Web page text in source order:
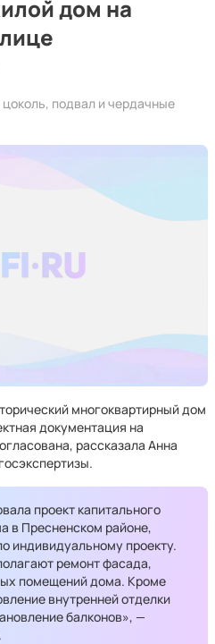
дом на
подвал и чердачные
многоквартирный дом
документация на
рассказала Анна
проект капитального
в Пресненском районе,
индивидуальному проекту.
ремонт фасада,
помещений дома. Кроме
внутренней отделки
балконов», —